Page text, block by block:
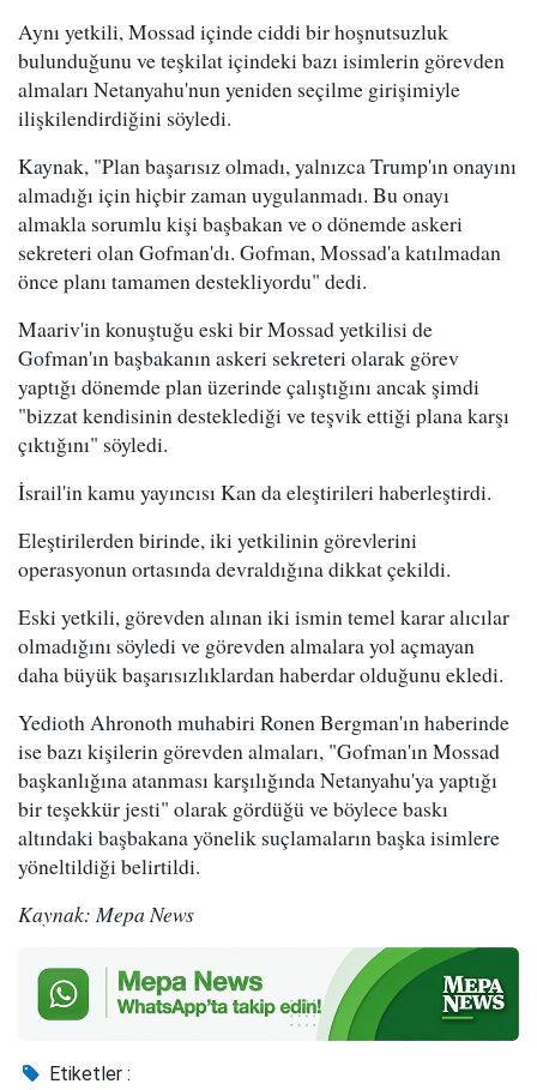
Aynı yetkili, Mossad içinde ciddi bir hoşnutsuzluk
bulunduğunu ve teşkilat içindeki bazı isimlerin görevden
almaları Netanyahu'nun yeniden seçilme girişimiyle
ilişkilendirdiğini söyledi.
Kaynak, "Plan başarısız olmadı, yalnızca Trump'ın onayını
almadığı için hiçbir zaman uygulanmadı. Bu onayı
almakla sorumlu kişi başbakan ve o dönemde askeri
sekreteri olan Gofman'dı. Gofman, Mossad'a katılmadan
önce planı tamamen destekliyordu" dedi.
Maariv'in konuştuğu eski bir Mossad yetkilisi de
Gofman'ın başbakanın askeri sekreteri olarak görev
yaptığı dönemde plan üzerinde çalıştığını ancak şimdi
"bizzat kendisinin desteklediği ve teşvik ettiği plana karşı
çıktığını" söyledi.
İsrail'in kamu yayıncısı Kan da eleştirileri haberleştirdi.
Eleştirilerden birinde, iki yetkilinin görevlerini
operasyonun ortasında devraldığına dikkat çekildi.
Eski yetkili, görevden alınan iki ismin temel karar alıcılar
olmadığını söyledi ve görevden almalara yol açmayan
daha büyük başarısızlıklardan haberdar olduğunu ekledi.
Yedioth Ahronoth muhabiri Ronen Bergman'ın haberinde
ise bazı kişilerin görevden almaları, "Gofman'ın Mossad
başkanlığına atanması karşılığında Netanyahu'ya yaptığı
bir teşekkür jesti" olarak gördüğü ve böylece baskı
altındaki başbakana yönelik suçlamaların başka isimlere
yöneltildiği belirtildi.
Kaynak: Mepa News
Etiketler :